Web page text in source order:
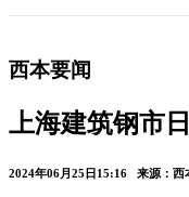
西本要闻
上海建筑钢市
2024年06月25日15:16 来源：西